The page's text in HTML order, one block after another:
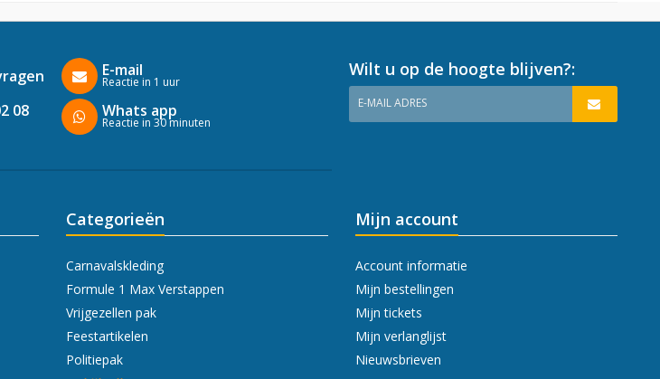
08
E-mail
Reactie in 1 uur
Whats app
Reactie in 30 minuten
Wilt u op de hoogte blijven?:
E-MAIL ADRES
Categorieën
Carnavalskleding
Formule 1 Max Verstappen
Vrijgezellen pak
Feestartikelen
Politiepak
Mijn account
Account informatie
Mijn bestellingen
Mijn tickets
Mijn verlanglijst
Nieuwsbrieven